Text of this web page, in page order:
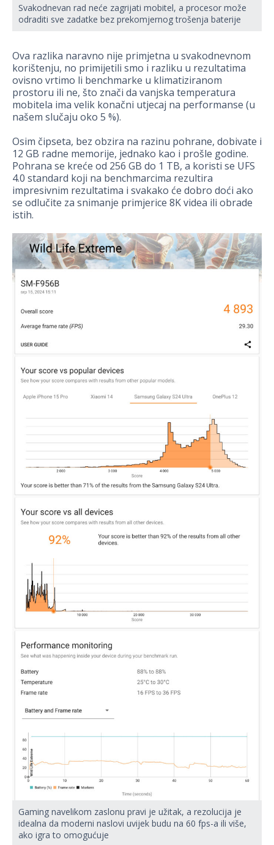
Svakodnevan rad neće zagrijati mobitel, a procesor može
odraditi sve zadatke bez prekomjernog trošenja baterije
Ova razlika naravno nije primjetna u svakodnevnom
korištenju, no primijetili smo i razliku u rezultatima
ovisno vrtimo li benchmarke u klimatiziranom
prostoru ili ne, što znači da vanjska temperatura
mobitela ima velik konačni utjecaj na performanse (u
našem slučaju oko 5 %).
Osim čipseta, bez obzira na razinu pohrane, dobivate i
12 GB radne memorije, jednako kao i prošle godine.
Pohrana se kreće od 256 GB do 1 TB, a koristi se UFS
4.0 standard koji na benchmarcima rezultira
impresivnim rezultatima i svakako će dobro doći ako
se odlučite za snimanje primjerice 8K videa ili obrade
istih.
Gaming navelikom zaslonu pravi je užitak, a rezolucija je
idealna da moderni naslovi uvijek budu na 60 fps-a ili više,
ako igra to omogućuje